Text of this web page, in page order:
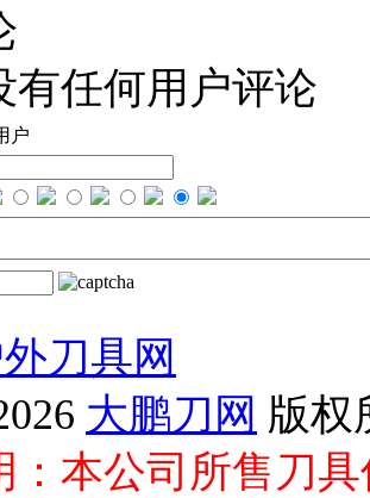
有任何用户评论
户
刀具网
大鹏刀网 版权
：本公司所售刀